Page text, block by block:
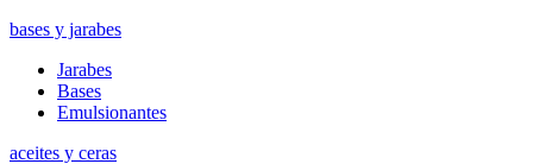
bases y jarabes
Jarabes
Bases
Emulsionantes
aceites y ceras